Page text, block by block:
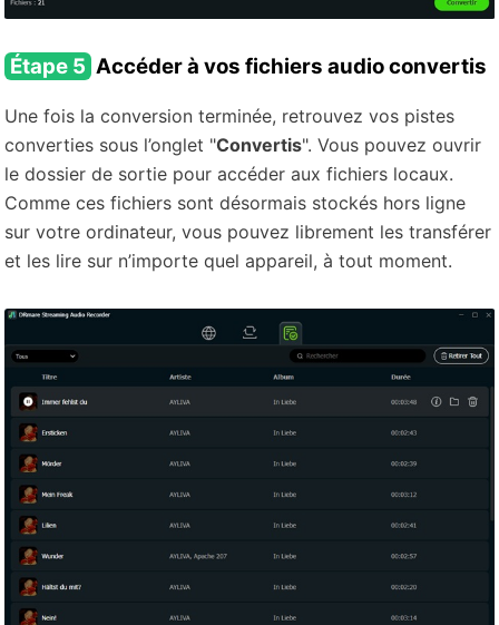
Étape 5 Accéder à vos fichiers audio convertis
Une fois la conversion terminée, retrouvez vos pistes
converties sous l’onglet "Convertis". Vous pouvez ouvrir
le dossier de sortie pour accéder aux fichiers locaux.
Comme ces fichiers sont désormais stockés hors ligne
sur votre ordinateur, vous pouvez librement les transférer
et les lire sur n’importe quel appareil, à tout moment.